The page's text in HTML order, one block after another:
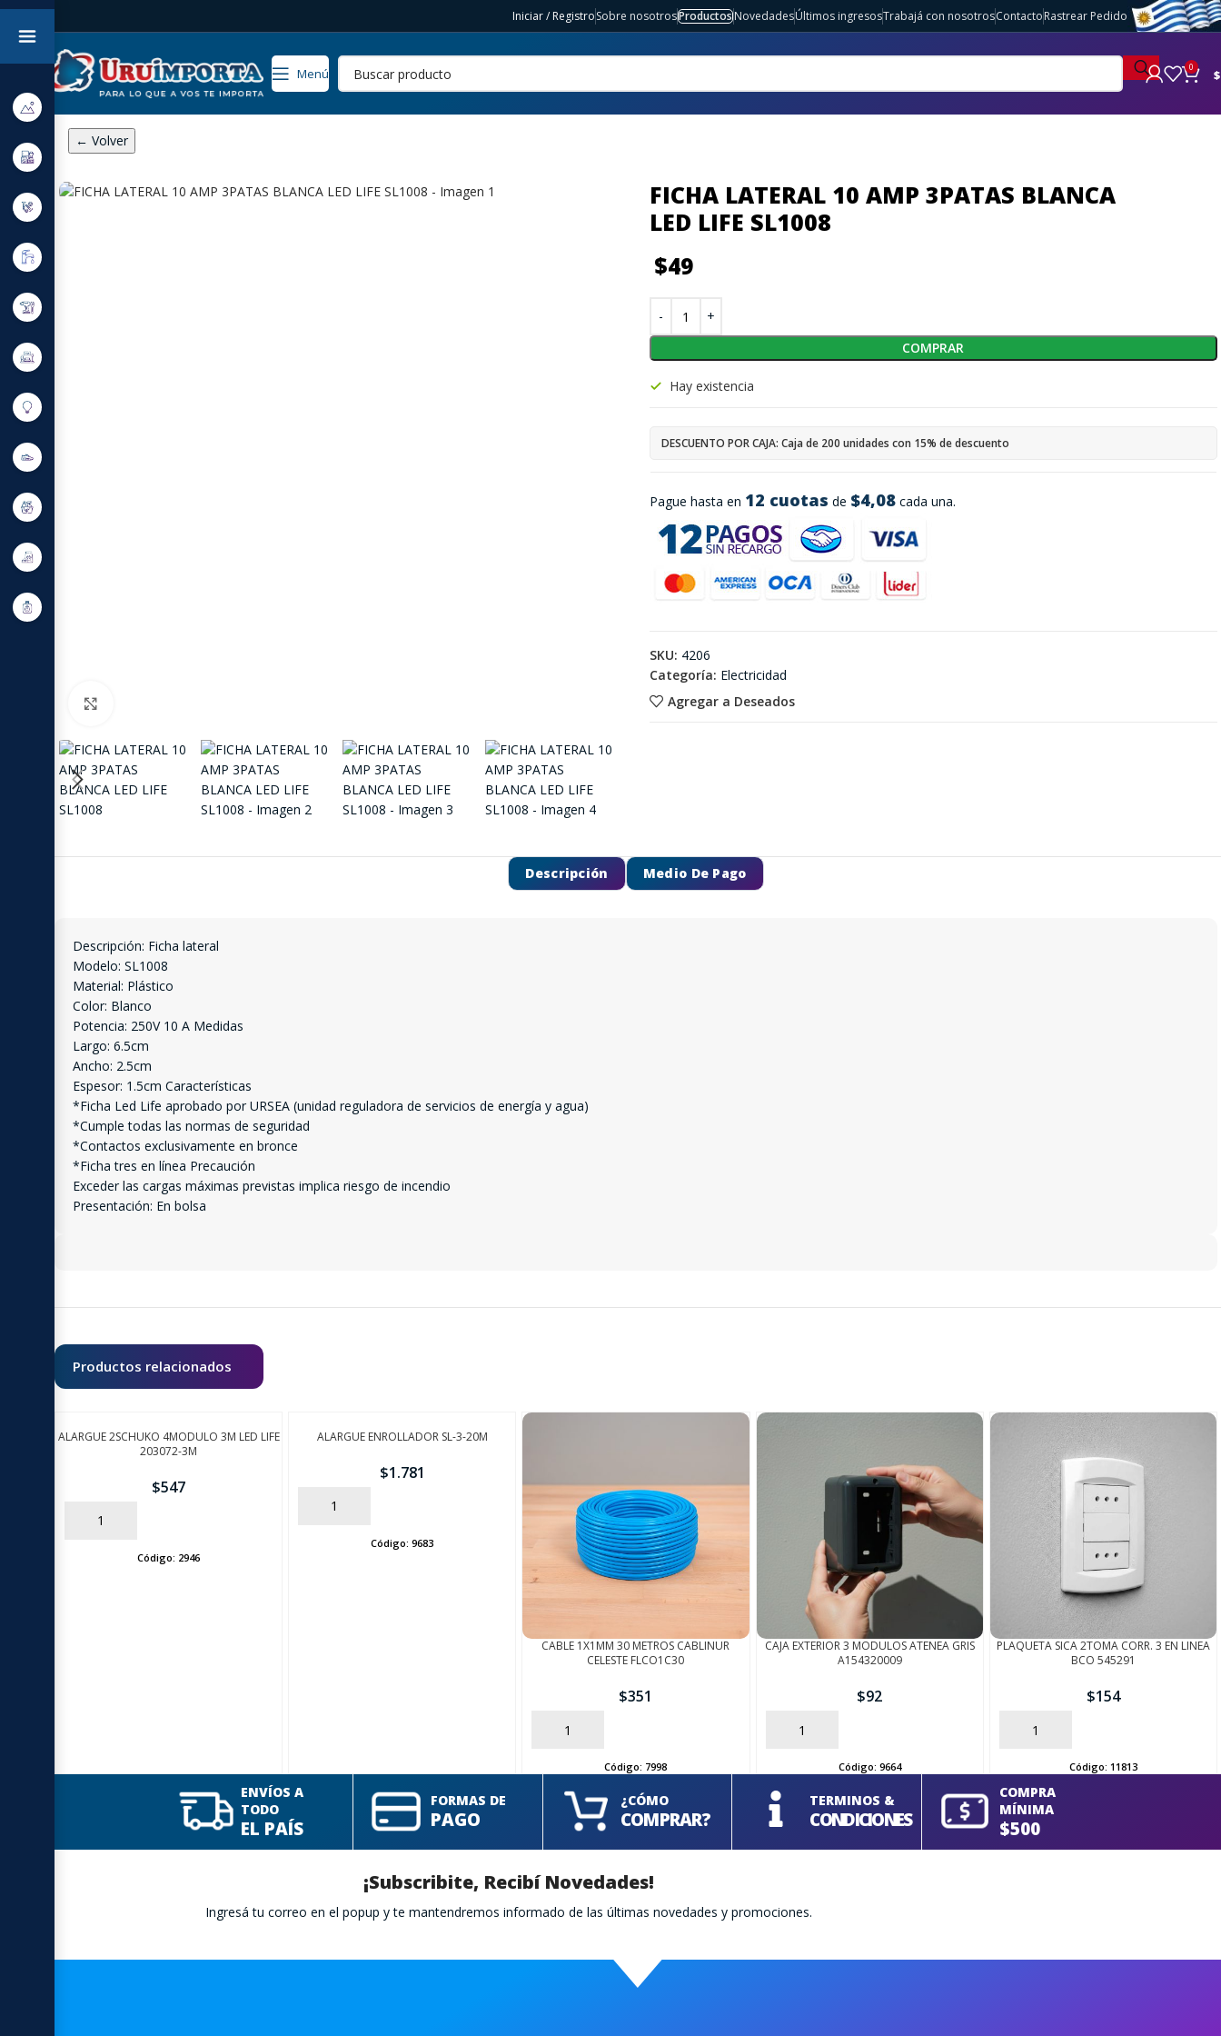
Iniciar / RegistroSobre nosotrosProductosNovedadesÚltimos ingresosTrabajá con nosotrosContactoRastrear Pedido
Menú 0 $
← Volver
FICHA LATERAL 10 AMP 3PATAS BLANCA
LED LIFE SL1008
$49
Pague hasta en 12 cuotas de $4,08cada una.
Hay existencia
DESCUENTO POR CAJA: Caja de 200 unidades con 15% de descuento
COMPRAR
Agregar a Deseados
SKU: 4206
Categoría: Electricidad
Descripción Medio De Pago
Descripción: Ficha lateral
Modelo: SL1008
Material: Plástico
Color: Blanco
Potencia: 250V 10 A Medidas
Largo: 6.5cm
Ancho: 2.5cm
Espesor: 1.5cm Características
*Ficha Led Life aprobado por URSEA (unidad reguladora de servicios de energía y agua)
*Cumple todas las normas de seguridad
*Contactos exclusivamente en bronce
*Ficha tres en línea Precaución
Exceder las cargas máximas previstas implica riesgo de incendio
Presentación: En bolsa
Productos relacionados
ALARGUE 2SCHUKO 4MODULO 3M LED LIFE
203072-3M
$547
AÑADIR
Código: 2946
ALARGUE ENROLLADOR SL-3-20M
$1.781
AÑADIR
Código:9683
CABLE 1X1MM 30 METROS CABLINUR
CELESTE FLCO1C30
$351
AÑADIR
Código: 7998
CAJA EXTERIOR 3 MODULOS ATENEA GRIS
A154320009
$92
AÑADIR
Código: 9664
PLAQUETA SICA 2TOMA CORR. 3 EN LINEA
BCO 545291
$154
AÑADIR
Código: 11813
ENVÍOS A
TODO
EL PAÍS
FORMAS DE
PAGO
¿CÓMO
COMPRAR?
TERMINOS &
CONDICIONES
COMPRA
MÍNIMA
$500
¡Subscribite, Recibí Novedades!
Ingresá tu correo en el popup y te mantendremos informado de las últimas novedades y promociones.